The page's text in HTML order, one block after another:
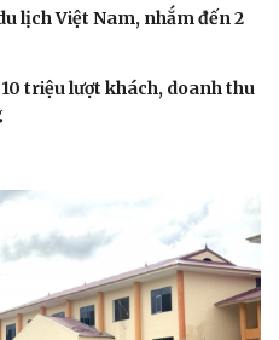
Nghệ sĩ
Thời trang
Sao Việt
lịch Việt Nam, nhắm đến 2
triệu lượt khách, doanh thu